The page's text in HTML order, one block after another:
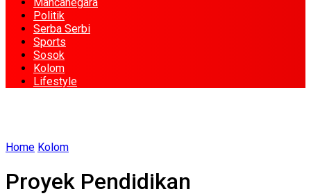
Politik
Serba Serbi
Sports
Sosok
Kolom
Lifestyle
Home Kolom
Proyek Pendidikan